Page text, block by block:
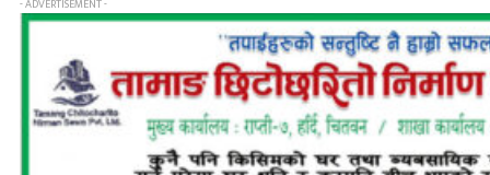
- ADVERTISEMENT -